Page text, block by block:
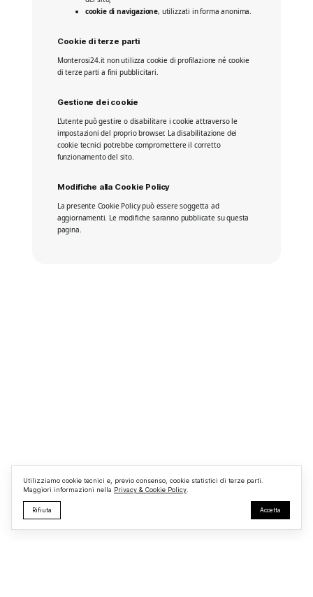
cookie di navigazione, utilizzati in forma anonima.
Cookie di terze parti
Monterosi24.it non utilizza cookie di profilazione né cookie
di terze parti a fini pubblicitari.
Gestione dei cookie
L’utente può gestire o disabilitare i cookie attraverso le
impostazioni del proprio browser. La disabilitazione dei
cookie tecnici potrebbe compromettere il corretto
funzionamento del sito.
Modifiche alla Cookie Policy
La presente Cookie Policy può essere soggetta ad
aggiornamenti. Le modifiche saranno pubblicate su questa
pagina.
Utilizziamo cookie tecnici e, previo consenso, cookie statistici di terze parti.
Maggiori informazioni nella Privacy & Cookie Policy
Rifiuta Accetta